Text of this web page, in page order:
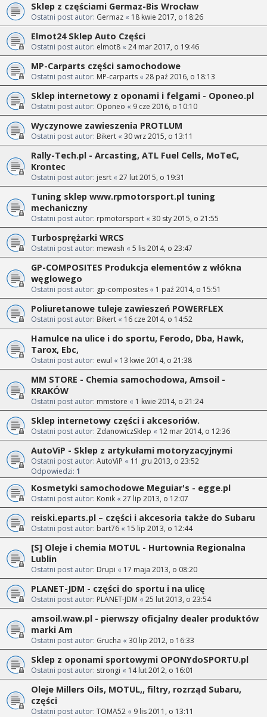
Sklep z częściami Germaz-Bis Wrocław
Ostatni post autor: Germaz « 18 kwie 2017, o 18:26
Elmot24 Sklep Auto Części
Ostatni post autor: elmot8 « 24 mar 2017, o 19:46
MP-Carparts części samochodowe
Ostatni post autor: MP-carparts « 28 paź 2016, o 18:13
Sklep internetowy z oponami i felgami - Oponeo.pl
Ostatni post autor: Oponeo « 9 cze 2016, o 10:10
Wyczynowe zawieszenia PROTLUM
Ostatni post autor: Bikert « 30 wrz 2015, o 13:11
Rally-Tech.pl - Arcasting, ATL Fuel Cells, MoTeC,
Krontec
Ostatni post autor: jesrt « 27 lut 2015, o 19:31
Tuning sklep www.rpmotorsport.pl tuning
mechaniczny
Ostatni post autor: rpmotorsport « 30 sty 2015, o 21:55
Turbosprężarki WRCS
Ostatni post autor: mewash « 5 lis 2014, o 23:47
GP-COMPOSITES Produkcja elementów z włókna
węglowego
Ostatni post autor: gp-composites « 1 paź 2014, o 15:51
Poliuretanowe tuleje zawieszeń POWERFLEX
Ostatni post autor: Bikert « 16 cze 2014, o 14:52
Hamulce na ulice i do sportu, Ferodo, Dba, Hawk,
Tarox, Ebc,
Ostatni post autor: ewul « 13 kwie 2014, o 21:38
MM STORE - Chemia samochodowa, Amsoil -
KRAKÓW
Ostatni post autor: mmstore « 1 kwie 2014, o 21:24
Sklep internetowy części i akcesoriów.
Ostatni post autor: ZdanowiczSklep « 12 mar 2014, o 12:36
AutoViP - Sklep z artykułami motoryzacyjnymi
Ostatni post autor: AutoViP « 11 gru 2013, o 23:52
Odpowiedzi: 1
Kosmetyki samochodowe Meguiar's - egge.pl
Ostatni post autor: Konik « 27 lip 2013, o 12:07
reiski.eparts.pl – części i akcesoria także do Subaru
Ostatni post autor: bart76 « 15 lip 2013, o 12:44
[S] Oleje i chemia MOTUL - Hurtownia Regionalna
Lublin
Ostatni post autor: Drupi « 17 maja 2013, o 08:20
PLANET-JDM - części do sportu i na ulicę
Ostatni post autor: PLANET-JDM « 25 lut 2013, o 23:54
amsoil.waw.pl - pierwszy oficjalny dealer produktów
marki Am
Ostatni post autor: Grucha « 30 lip 2012, o 16:33
Sklep z oponami sportowymi OPONYdoSPORTU.pl
Ostatni post autor: strongi « 14 lut 2012, o 16:01
Oleje Millers Oils, MOTUL,, filtry, rozrząd Subaru,
części
Ostatni post autor: TOMA52 « 9 lis 2011, o 13:11